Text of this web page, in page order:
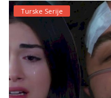
Turske Serije